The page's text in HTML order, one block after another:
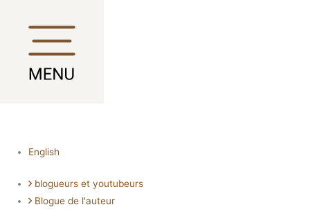
contenu
English
blogueurs et youtubeurs
Blogue de l'auteur